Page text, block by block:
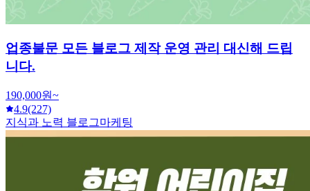
업종불문 모든 블로그 제작 운영 관리 대신해 드립
니다.
190,000원~
4.9(227)
지식과 노력 블로그마케팅